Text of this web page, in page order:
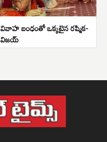
వివాహ బంధంతో ఒక్కటైన రష్మిక-
విజయ్